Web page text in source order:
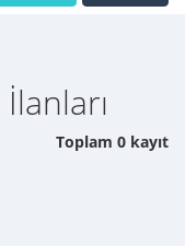
Toplam 0 kayıt